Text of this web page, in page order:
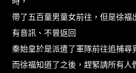
帶了五百童男童女前往，但是徐福
有音訊、不曾返回
秦始皇於是派遣了軍隊前往追捕尋
而徐福知道了之後，趕緊請所有人